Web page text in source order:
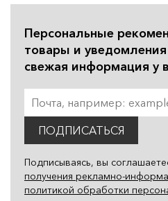
Персональные
товары и
свежая информация у
ПОДПИСАТЬСЯ
Подписываясь, вы
получения рекламно-
политикой обработки